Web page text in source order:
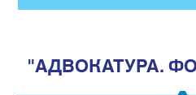
"АДВОКАТУРА.